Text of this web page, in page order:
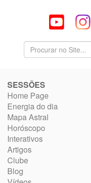
SESSÕES
Home Page
Energia do dia
Mapa Astral
Horóscopo
Interativos
Artigos
Clube
Blog